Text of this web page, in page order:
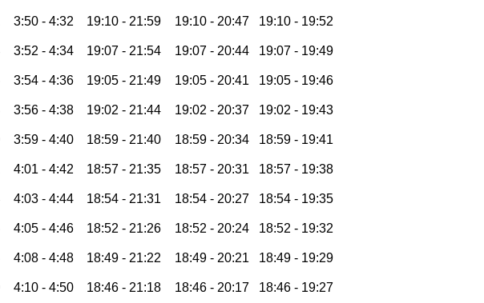
3:50 - 4:32 19:10 - 21:59 19:10 - 20:47 19:10 - 19:52
3:52 - 4:34 19:07 - 21:54 19:07 - 20:44 19:07 - 19:49
3:54 - 4:36 19:05 - 21:49 19:05 - 20:41 19:05 - 19:46
3:56 - 4:38 19:02 - 21:44 19:02 - 20:37 19:02 - 19:43
3:59 - 4:40 18:59 - 21:40 18:59 - 20:34 18:59 - 19:41
4:01 - 4:42 18:57 - 21:35 18:57 - 20:31 18:57 - 19:38
4:03 - 4:44 18:54 - 21:31 18:54 - 20:27 18:54 - 19:35
4:05 - 4:46 18:52 - 21:26 18:52 - 20:24 18:52 - 19:32
4:08 - 4:48 18:49 - 21:22 18:49 - 20:21 18:49 - 19:29
4:10 - 4:50 18:46 - 21:18 18:46 - 20:17 18:46 - 19:27